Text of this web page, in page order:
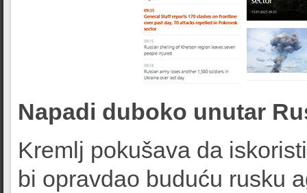
Napadi duboko unutar
Kremlj pokušava da
bi opravdao buduću rusku